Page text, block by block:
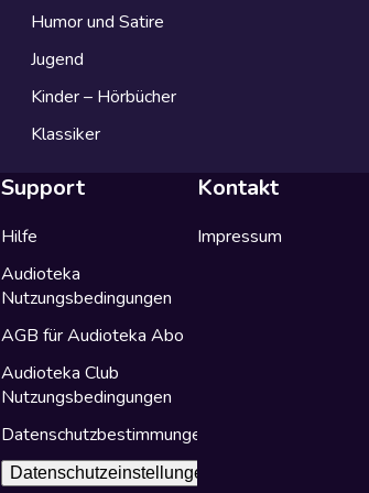
Humor und Satire
Jugend
Kinder – Hörbücher
Klassiker
Support
Hilfe
Audioteka
Nutzungsbedingungen
AGB für Audioteka Abo
Audioteka Club
Nutzungsbedingungen
Datenschutzbestimmungen
Datenschutzeinstellungen
Kontakt
Impressum